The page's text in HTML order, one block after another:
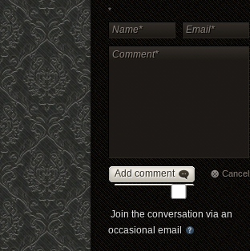
*
Add comment Cancel
Join the conversation via an
occasional email